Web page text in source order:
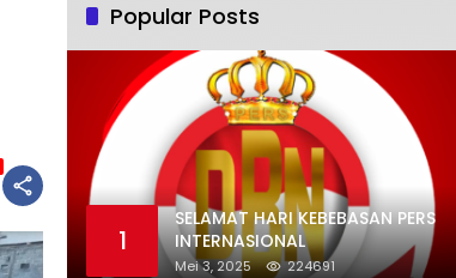
Popular Posts
1
SELAMAT HARI KEBEBASAN PERS
INTERNASIONAL
Mei 3, 2025 224691